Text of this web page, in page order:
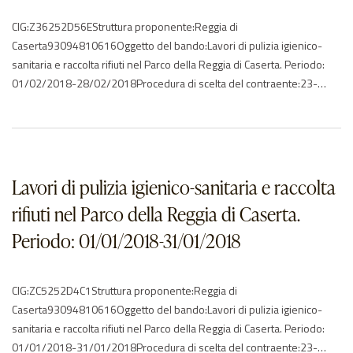
CIG:Z36252D56EStruttura proponente:Reggia di
Caserta93094810616Oggetto del bando:Lavori di pulizia igienico-
sanitaria e raccolta rifiuti nel Parco della Reggia di Caserta. Periodo:
01/02/2018-28/02/2018Procedura di scelta del contraente:23-
ITElenco degli operatori aggiudicatariNessun aggiudicatario…Caserta –
Reggia – Servizi di…
Lavori di pulizia igienico-sanitaria e raccolta
rifiuti nel Parco della Reggia di Caserta.
Periodo: 01/01/2018-31/01/2018
CIG:ZC5252D4C1Struttura proponente:Reggia di
Caserta93094810616Oggetto del bando:Lavori di pulizia igienico-
sanitaria e raccolta rifiuti nel Parco della Reggia di Caserta. Periodo:
01/01/2018-31/01/2018Procedura di scelta del contraente:23-